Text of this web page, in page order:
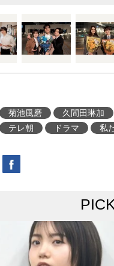
菊池風磨 久間田琳加
テレ朝
ドラマ 私